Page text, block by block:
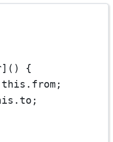
{
this .from;
.to;